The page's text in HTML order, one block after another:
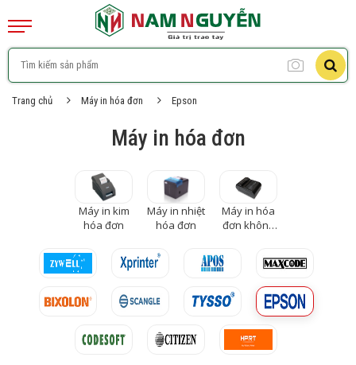
Trang chủ Máy in hóa đơn Epson
Máy in hóa đơn
Máy in kim
hóa đơn
Máy in nhiệt
hóa đơn
Máy in hóa
đơn không